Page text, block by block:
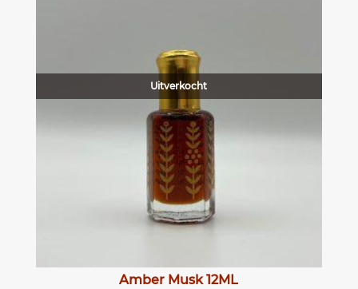
Uitverkocht
Amber Musk 12ML